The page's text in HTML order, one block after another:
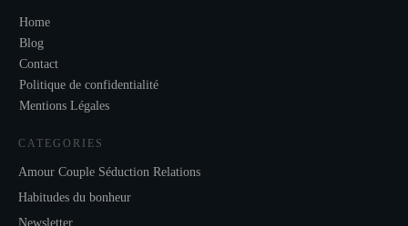
Home
Blog
Contact
Politique de confidentialité
Mentions Légales
CATEGORIES
Amour Couple Séduction Relations
Habitudes du bonheur
Newsletter